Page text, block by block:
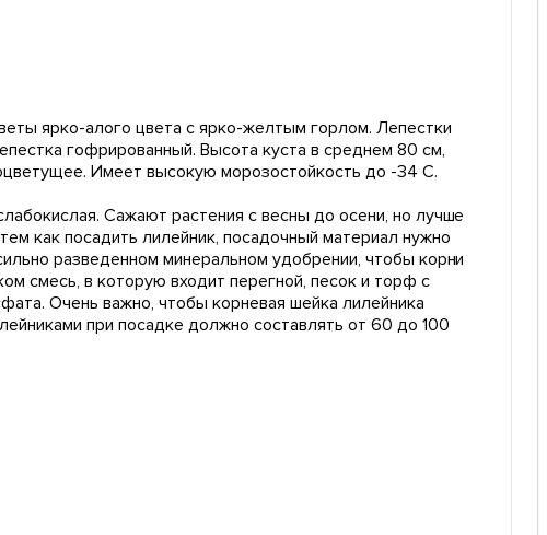
ярко-алого цвета с ярко-желтым горлом. Лепестки
гофрированный. Высота куста в среднем 80 см,
Имеет высокую морозостойкость до -34 С.
Сажают растения с весны до осени, но лучше
как посадить лилейник, посадочный материал нужно
разведенном минеральном удобрении, чтобы корни
смесь, в которую входит перегной, песок и торф с
Очень важно, чтобы корневая шейка лилейника
при посадке должно составлять от 60 до 100